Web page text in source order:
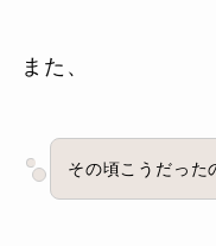
また、
その頃こうだった